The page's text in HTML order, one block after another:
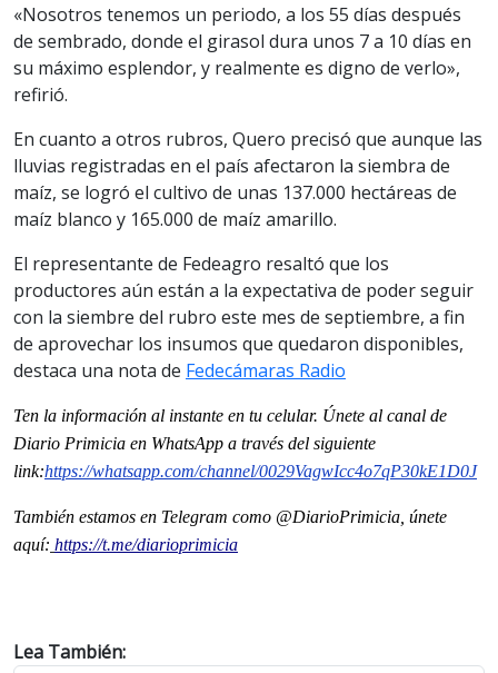
«Nosotros tenemos un periodo, a los 55 días después
de sembrado, donde el girasol dura unos 7 a 10 días en
su máximo esplendor, y realmente es digno de verlo»,
refirió.
En cuanto a otros rubros, Quero precisó que aunque las
lluvias registradas en el país afectaron la siembra de
maíz, se logró el cultivo de unas 137.000 hectáreas de
maíz blanco y 165.000 de maíz amarillo.
El representante de Fedeagro resaltó que los
productores aún están a la expectativa de poder seguir
con la siembre del rubro este mes de septiembre, a fin
de aprovechar los insumos que quedaron disponibles,
destaca una nota de Fedecámaras Radio
Ten la información al instante en tu celular. Únete al canal de
Diario Primicia en WhatsApp a través del siguiente
link:https://whatsapp.com/channel/0029VagwIcc4o7qP30kE1D0J
También estamos en Telegram como @DiarioPrimicia, únete
aquí: https://t.me/diarioprimicia
Lea También: